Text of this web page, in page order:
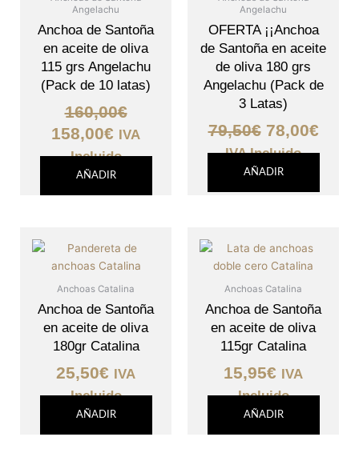
Angelachu
Anchoa de Santoña
en aceite de oliva
115 grs Angelachu
(Pack de 10 latas)
160,00€
160,00€.
158,00€
158,00€.
IVA
Incluido
AÑADIR
Angelachu
OFERTA ¡¡Anchoa
de Santoña en aceite
de oliva 180 grs
Angelachu (Pack de
3 Latas)
79,50€
79,50€.
78,00€
IVA Incluido
AÑADIR
Anchoas Catalina
Anchoa de Santoña
en aceite de oliva
180gr Catalina
25,50€
IVA
Incluido
AÑADIR
Anchoas Catalina
Anchoa de Santoña
en aceite de oliva
115gr Catalina
15,95€
IVA
Incluido
AÑADIR